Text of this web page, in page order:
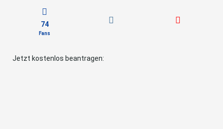
74
Fans
Jetzt kostenlos beantragen: